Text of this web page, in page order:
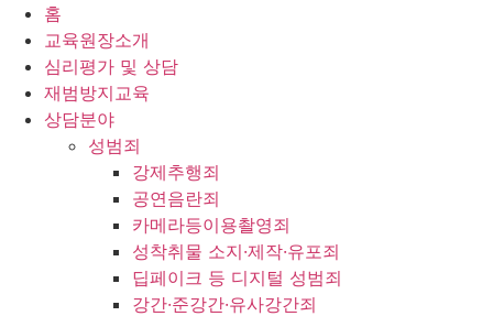
홈
교육원장소개
심리평가 및 상담
재범방지교육
상담분야
성범죄
강제추행죄
공연음란죄
카메라등이용촬영죄
성착취물 소지·제작·유포죄
딥페이크 등 디지털 성범죄
강간·준강간·유사강간죄